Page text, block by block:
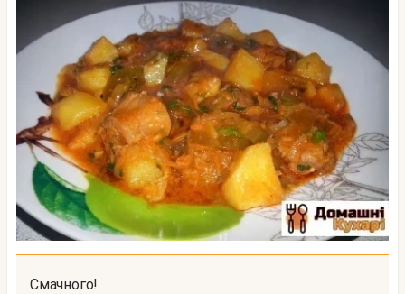
Смачного!